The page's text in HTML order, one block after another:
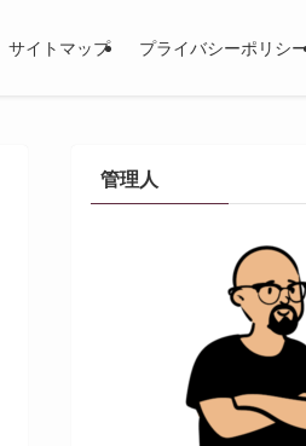
サイトマップ プライバシーポリシ
管理人